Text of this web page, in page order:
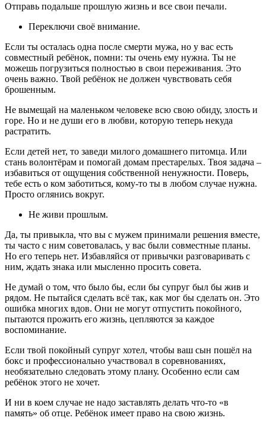
Отправь подальше прошлую жизнь и все свои печали.
Переключи своё внимание.
Если ты осталась одна после смерти мужа, но у вас есть
совместный ребёнок, помни: ты очень ему нужна. Ты не
можешь погрузиться полностью в свои переживания. Это
очень важно. Твой ребёнок не должен чувствовать себя
брошенным.
Не вымещай на маленьком человеке всю свою обиду, злость и
горе. Но и не души его в любви, которую теперь некуда
растратить.
Если детей нет, то заведи милого домашнего питомца. Или
стань волонтёрам и помогай домам престарелых. Твоя задача –
избавиться от ощущения собственной ненужности. Поверь,
тебе есть о ком заботиться, кому-то ты в любом случае нужна.
Просто оглянись вокруг.
Не живи прошлым.
Да, ты привыкла, что вы с мужем принимали решения вместе,
ты часто с ним советовалась, у вас были совместные планы.
Но его теперь нет. Избавляйся от привычки разговаривать с
ним, ждать знака или мысленно просить совета.
Не думай о том, что было бы, если бы супруг был бы жив и
рядом. Не пытайся сделать всё так, как мог бы сделать он. Это
ошибка многих вдов. Они не могут отпустить покойного,
пытаются прожить его жизнь, цепляются за каждое
воспоминание.
Если твой покойный супруг хотел, чтобы ваш сын пошёл на
бокс и профессионально участвовал в соревнованиях,
необязательно следовать этому плану. Особенно если сам
ребёнок этого не хочет.
И ни в коем случае не надо заставлять делать что-то «в
память» об отце. Ребёнок имеет право на свою жизнь.